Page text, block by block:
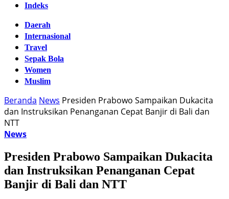
Indeks
Daerah
Internasional
Travel
Sepak Bola
Women
Muslim
Beranda News Presiden Prabowo Sampaikan Dukacita
dan Instruksikan Penanganan Cepat Banjir di Bali dan
NTT
News
Presiden Prabowo Sampaikan Dukacita
dan Instruksikan Penanganan Cepat
Banjir di Bali dan NTT